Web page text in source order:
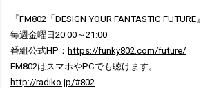
『FM802「DESIGN YOUR FANTASTIC FUTURE』
毎週金曜日20:00～21:00
番組公式HP： https://funky802.com/future/
FM802はスマホやPCでも聴けます。
http://radiko.jp/#802